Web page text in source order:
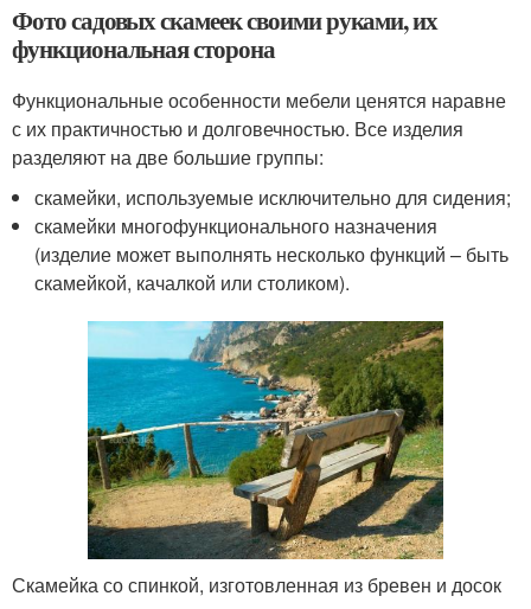
Фото садовых скамеек своими руками, их
функциональная сторона
Функциональные особенности мебели ценятся наравне
с их практичностью и долговечностью. Все изделия
разделяют на две большие группы:
скамейки, используемые исключительно для сидения;
скамейки многофункционального назначения
(изделие может выполнять несколько функций – быть
скамейкой, качалкой или столиком).
Скамейка со спинкой, изготовленная из бревен и досок